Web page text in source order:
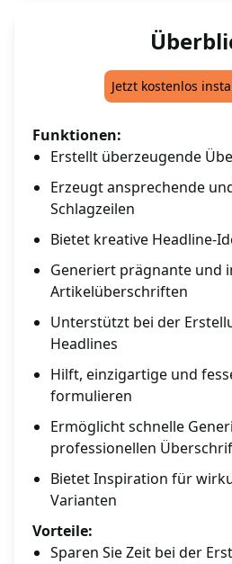
Jetzt kostenlos
Funktionen:
Erstellt überzeugende
Erzeugt ansprechende
Schlagzeilen
Bietet kreative Headline-
Generiert prägnante und
Artikelüberschriften
Unterstützt bei der
Headlines
Hilft, einzigartige und
formulieren
Ermöglicht schnelle
professionellen
Bietet Inspiration für
Varianten
Vorteile:
Sparen Sie Zeit bei der